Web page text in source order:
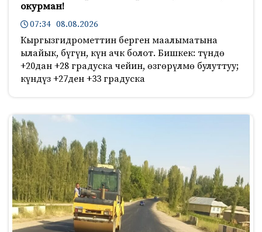
окурман!
07:34 08.08.2026
Кыргызгидрометтин берген маалыматына
ылайык, бүгүн, күн ачк болот. Бишкек: түндө
+20дан +28 градуска чейин, өзгөрүлмө булуттуу;
күндүз +27ден +33 градуска